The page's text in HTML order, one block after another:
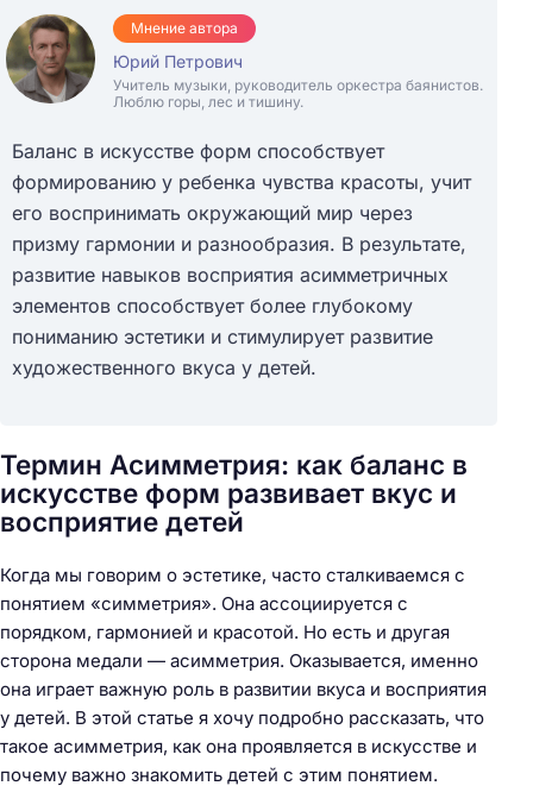
Мнение автора
Юрий Петрович
Учитель музыки, руководитель оркестра баянистов.
Люблю горы, лес и тишину.
Баланс в искусстве форм способствует
формированию у ребенка чувства красоты, учит
его воспринимать окружающий мир через
призму гармонии и разнообразия. В результате,
развитие навыков восприятия асимметричных
элементов способствует более глубокому
пониманию эстетики и стимулирует развитие
художественного вкусa у детей.
Термин Асимметрия: как баланс в
искусстве форм развивает вкус и
восприятие детей
Когда мы говорим о эстетике, часто сталкиваемся с
понятием «симметрия». Она ассоциируется с
порядком, гармонией и красотой. Но есть и другая
сторона медали — асимметрия. Оказывается, именно
она играет важную роль в развитии вкуса и восприятия
у детей. В этой статье я хочу подробно рассказать, что
такое асимметрия, как она проявляется в искусстве и
почему важно знакомить детей с этим понятием.